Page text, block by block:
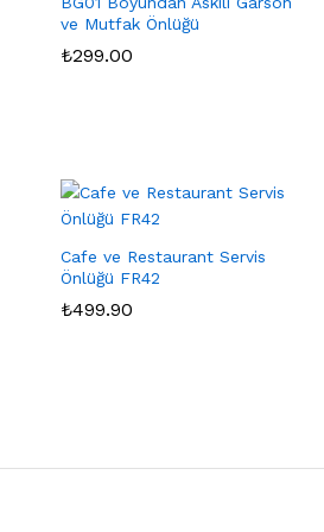
ve Mutfak Önlüğü
₺299.00
₺299.00
Cafe ve Restaurant Servis
Önlüğü FR42
₺499.90
₺499.90